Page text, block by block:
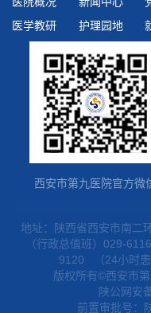
医学教研
护理园地
西安市第九医院官方微
地址：陕西省西安市南二
（行政总值班）029-
9120
（24小时
版权所有©西安市
陕公网安
前置审批号：